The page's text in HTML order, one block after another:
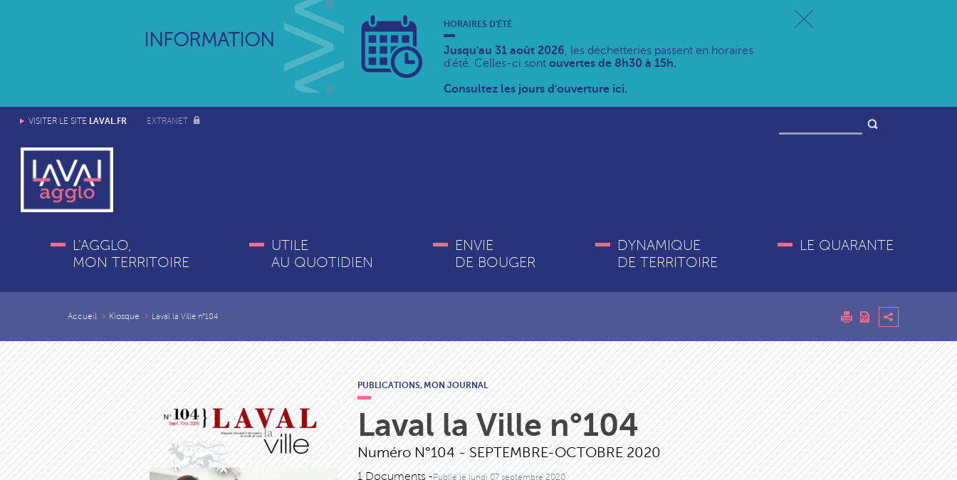
INFORMATION
HORAIRES D'ÉTÉ
Jusqu'au 31 août 2026, les déchetteries passent en horaires
d'été. Celles-ci sont ouvertes de 8h30 à 15h.
Consultez les jours d'ouverture ici.
VISITER LE SITE LAVAL.FR EXTRANET
L'AGGLO,
MON TERRITOIRE
UTILE
AU QUOTIDIEN
ENVIE
DE BOUGER
DYNAMIQUE
DE TERRITOIRE
LE QUARANTE
Accueil Kiosque Laval la Ville n°104
PUBLICATIONS,MON JOURNAL
Laval la Ville n°104
Numéro N°104 - SEPTEMBRE-OCTOBRE 2020
1 Documents -Publié lelundi 07 septembre 2020